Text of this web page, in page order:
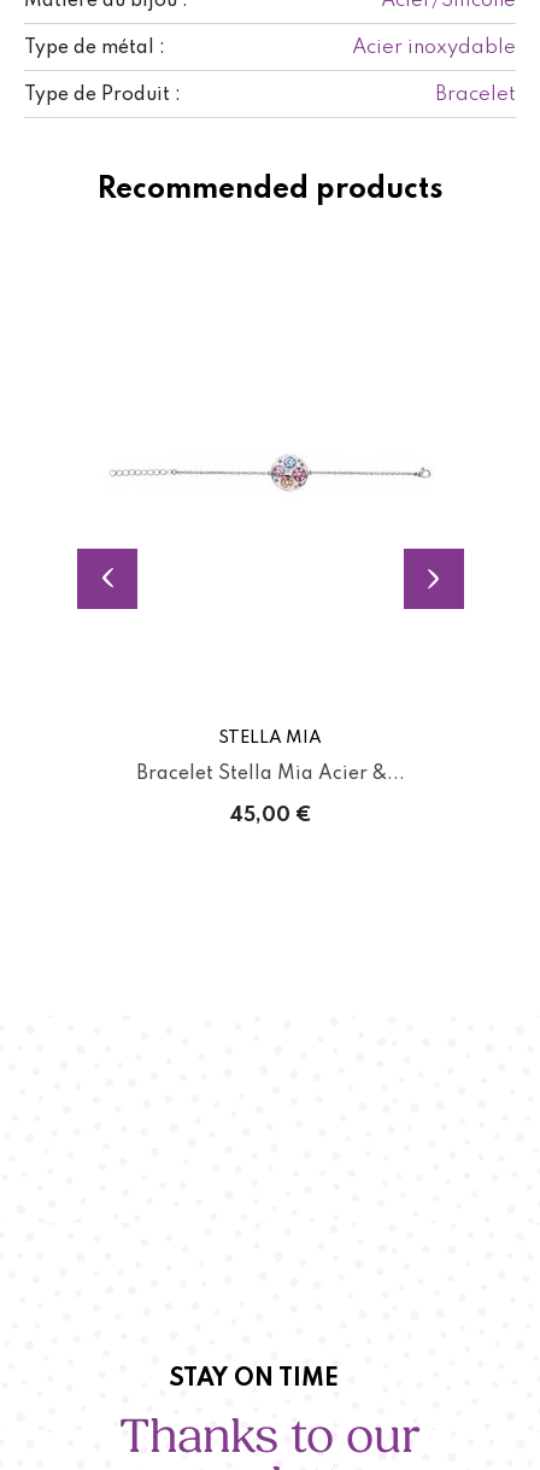
Type de métal : Acier inoxydable
Type de Produit : Bracelet
Recommended products
STELLA MIA
Bracelet Stella Mia Acier &...
45,00 €
STAY ON TIME
Thanks to our